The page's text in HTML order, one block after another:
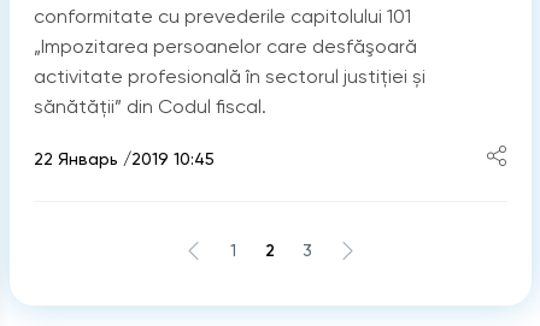
conformitate cu prevederile capitolului 101
„Impozitarea persoanelor care desfăşoară
activitate profesională în sectorul justiției și
sănătății” din Codul fiscal.
22 Январь /2019 10:45
1 2 3